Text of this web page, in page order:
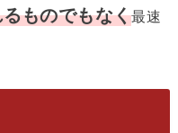
ものでもなく最速